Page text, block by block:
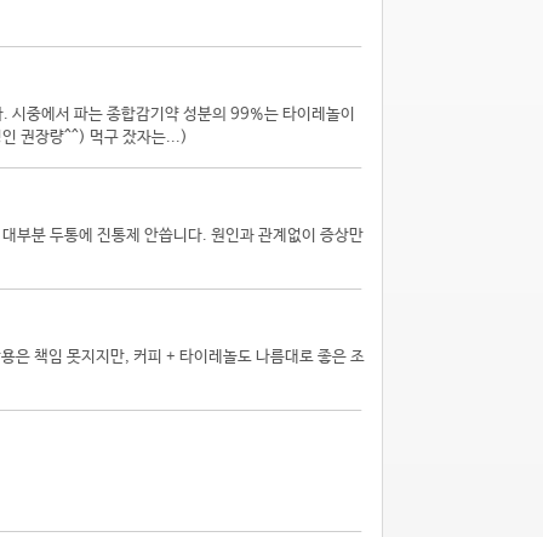
중에서 파는 종합감기약 성분의 99%는 타이레놀이
권장량^^) 먹구 잤자는...)
부분 두통에 진통제 안씁니다. 원인과 관계없이 증상만
은 책임 못지지만, 커피 + 타이레놀도 나름대로 좋은 조